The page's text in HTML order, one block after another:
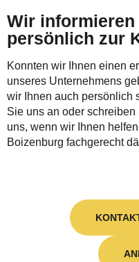
Wir informieren
persönlich zur
Konnten wir Ihnen einen
unseres Unternehmens
wir Ihnen auch persönlich
Sie uns an oder
uns, wenn wir Ihnen
Boizenburg fachgerecht